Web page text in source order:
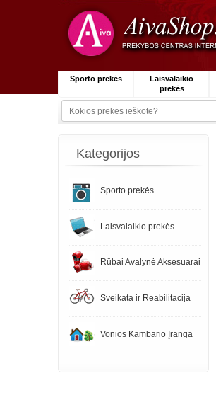
Sporto prekės
Laisvalaikio
prekės
Kategorijos
Sporto prekės
Laisvalaikio prekės
Rūbai Avalynė Aksesuarai
Sveikata ir Reabilitacija
Vonios Kambario Įranga